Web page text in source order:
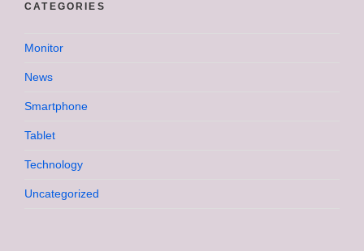
CATEGORIES
Monitor
News
Smartphone
Tablet
Technology
Uncategorized